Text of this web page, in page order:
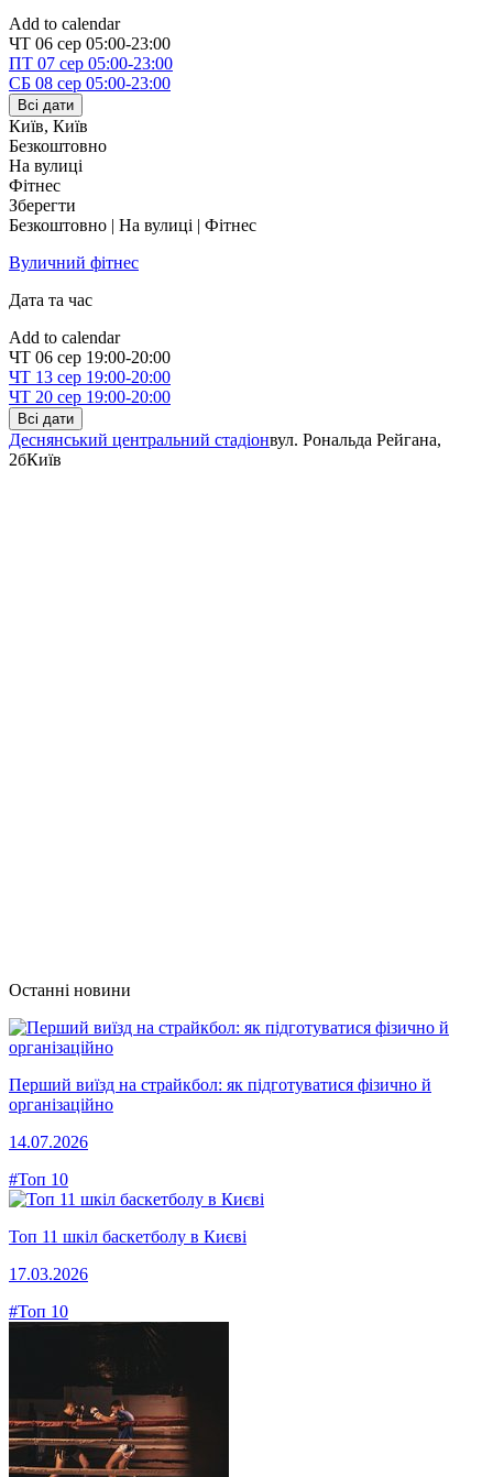
Add to calendar
ЧТ 06 сер 05:00-23:00
ПТ 07 сер 05:00-23:00
СБ 08 сер 05:00-23:00
Всі дати
Київ, Київ
Безкоштовно
На вулиці
Фітнес
Зберегти
Безкоштовно | На вулиці | Фітнес
Вуличний фітнес
Дата та час
Add to calendar
ЧТ 06 сер 19:00-20:00
ЧТ 13 сер 19:00-20:00
ЧТ 20 сер 19:00-20:00
Всі дати
Деснянський центральний стадіонвул. Рональда Рейгана,
2бКиїв
Останні новини
Перший виїзд на страйкбол: як підготуватися фізично й
організаційно
14.07.2026
#Топ 10
Топ 11 шкіл баскетболу в Києві
17.03.2026
#Топ 10